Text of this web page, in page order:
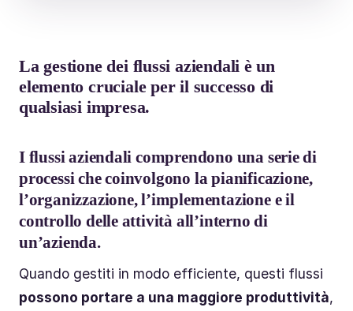
La gestione dei flussi aziendali è un
elemento cruciale per il successo di
qualsiasi impresa.
I flussi aziendali comprendono una serie di
processi che coinvolgono la pianificazione,
l’organizzazione, l’implementazione e il
controllo delle attività all’interno di
un’azienda.
Quando gestiti in modo efficiente, questi flussi
possono portare a una maggiore produttività,